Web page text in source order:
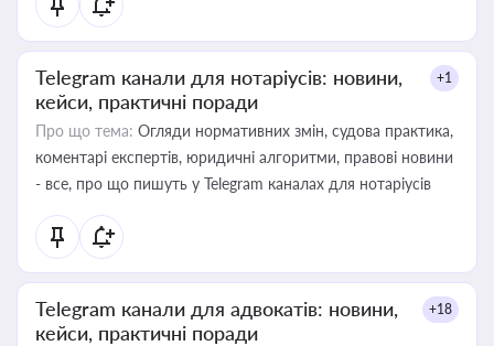
Telegram канали для нотаріусів: новини,
кейси, практичні поради
+1
Про що тема: Огляди нормативних змін, судова практика,
коментарі експертів, юридичні алгоритми, правові новини
- все, про що пишуть у Telegram каналах для нотаріусів
Telegram канали для адвокатів: новини,
кейси, практичні поради
+18